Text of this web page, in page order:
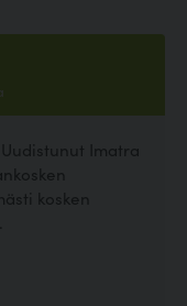
Imatra
kosken